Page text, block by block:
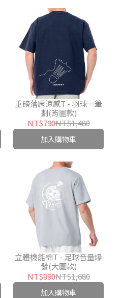
重磅落肩涼感T - 羽球一筆
劃(背圖款)
NT$790NT$1,480
加入購物車
立體機能棉T - 足球音量爆
發(大圖款)
NT$990NT$1,680
加入購物車